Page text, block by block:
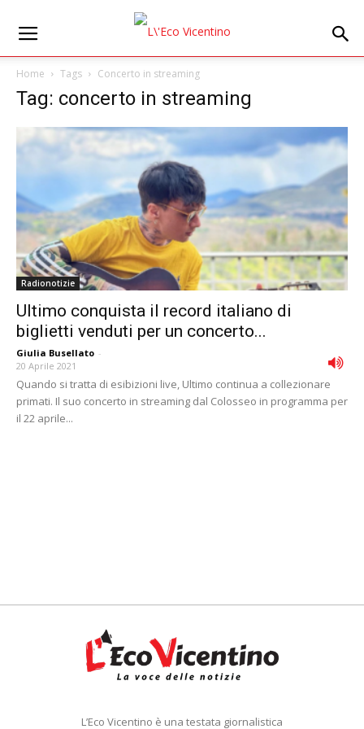
Home Tags Concerto in streaming
Tag: concerto in streaming
Radionotizie
Ultimo conquista il record italiano di
biglietti venduti per un concerto...
Giulia Busellato -
20 Aprile 2021
Quando si tratta di esibizioni live, Ultimo continua a collezionare
primati. Il suo concerto in streaming dal Colosseo in programma per
il 22 aprile...
L’Eco Vicentino è una testata giornalistica